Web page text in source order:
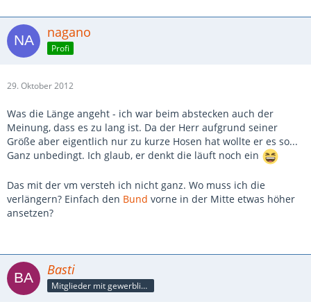
nagano
Profi
29. Oktober 2012
Was die Länge angeht - ich war beim abstecken auch der
Meinung, dass es zu lang ist. Da der Herr aufgrund seiner
Größe aber eigentlich nur zu kurze Hosen hat wollte er es so...
Ganz unbedingt. Ich glaub, er denkt die läuft noch ein
Das mit der vm versteh ich nicht ganz. Wo muss ich die
verlängern? Einfach den Bund vorne in der Mitte etwas höher
ansetzen?
Basti
Mitglieder mit gewerblicher Verbindung, auch als Mitarbeiter/in